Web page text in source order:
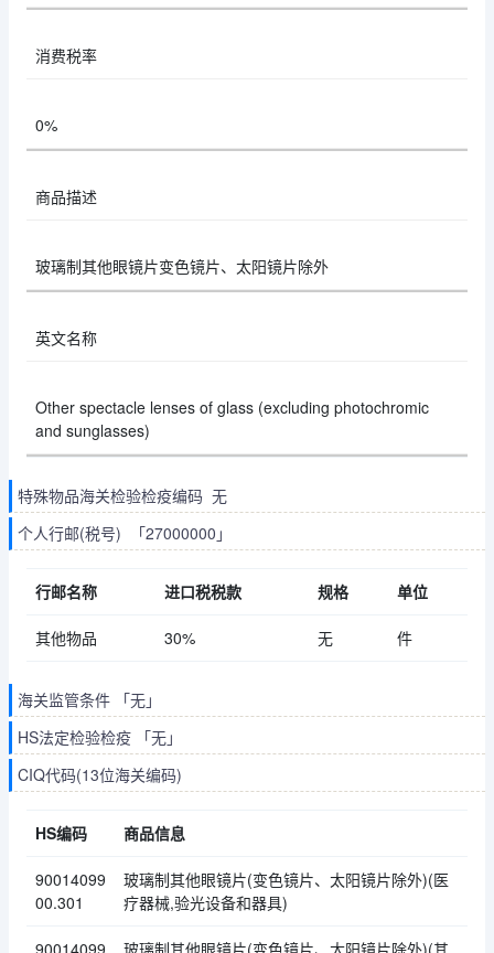
消费税率
0%
商品描述
玻璃制其他眼镜片变色镜片、太阳镜片除外
英文名称
Other spectacle lenses of glass (excluding photochromic
and sunglasses)
特殊物品海关检验检疫编码 无
个人行邮(税号) 「27000000」
行邮名称 进口税税款 规格 单位
其他物品 30% 无 件
海关监管条件 「无」
HS法定检验检疫 「无」
CIQ代码(13位海关编码)
HS编码 商品信息
90014099
00.301
玻璃制其他眼镜片(变色镜片、太阳镜片除外)(医
疗器械,验光设备和器具)